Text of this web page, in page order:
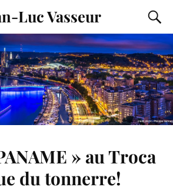
Luc Vasseur
» au Troca
du tonnerre!